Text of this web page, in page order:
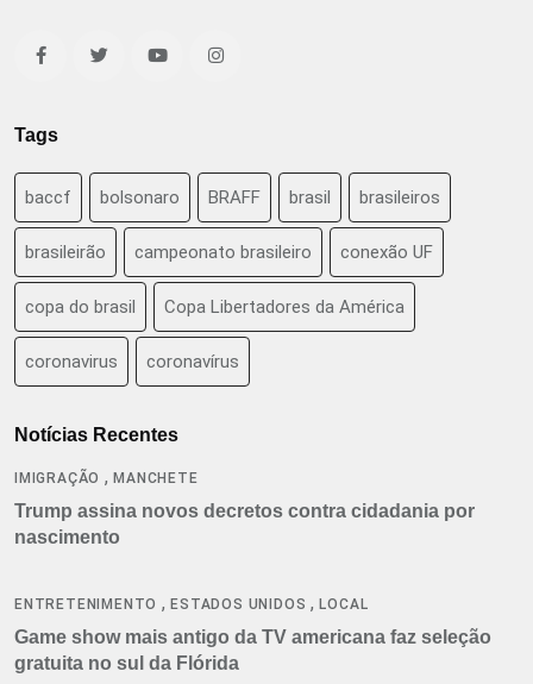
Tags
baccf bolsonaro BRAFF brasil brasileiros
brasileirão campeonato brasileiro conexão UF
copa do brasil Copa Libertadores da América
coronavirus coronavírus
Notícias Recentes
IMIGRAÇÃO ,MANCHETE
Trump assina novos decretos contra cidadania por
nascimento
ENTRETENIMENTO ,ESTADOS UNIDOS ,LOCAL
Game show mais antigo da TV americana faz seleção
gratuita no sul da Flórida